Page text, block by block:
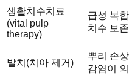
생활치수치료
(vital pulp
therapy)
급성 복
치수 보
발치(치아 제거)
뿌리 손
감염이